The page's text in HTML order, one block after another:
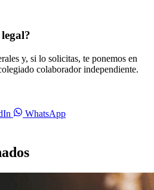
y, si lo solicitas, te ponemos en
colaborador independiente.
WhatsApp